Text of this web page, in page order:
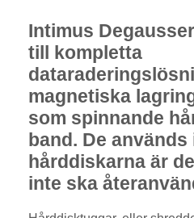
Intimus
till kompletta
magnetiska
som spinnande
band. De
hårddiskarna är
inte ska